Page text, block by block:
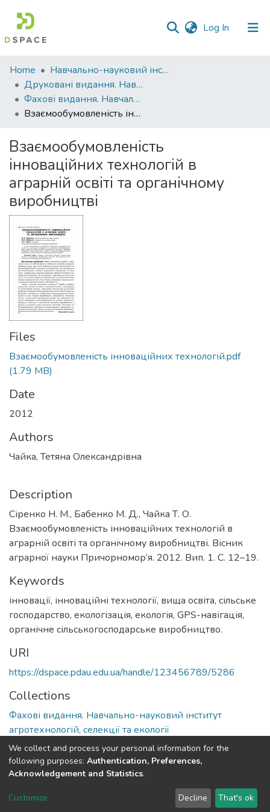
Log In (current)
Communities
&
Collections
Statistics
Home
Навчально-науковий інститут агротехнологій, селекції та екології
Друковані видання. Навчально-науковий інститут агротехнологій, селекції та екології
Фахові видання. Навчально-науковий інститут агротехнологій, селекції та екології
Взаємообумовленість інноваційних технологій в аграрній освіті та органічному виробництві
Взаємообумовленість
інноваційних технологій в
аграрній освіті та органічному
виробництві
Files
Взаємообумовленість інноваційних технологій.pdf
(1.79 MB)
Date
2012
Authors
Чайка, Тетяна Олександрівна
Description
Сіренко Н. М., Бабенко М. Д., Чайка Т. О.
Взаємообумовленість інноваційних технологій в
аграрній освіті та органічному виробництві. Вісник
аграрної науки Причорномор’я. 2012. Вип. 1. С. 12–19.
Keywords
інновації, інноваційні технології, вища освіта, сільське
господарство, екологізація, екологія, GPS-навігація,
органічне сільськогосподарське виробництво.
URI
https://dspace.pdau.edu.ua/handle/123456789/5286
Collections
Фахові видання. Навчально-науковий інститут
агротехнологій, селекції та екології
Full item page
DSpace software copyright © 2002-2026 LYRASIS
Send Feedback
We collect and process your personal information for the
following purposes: Authentication, Preferences,
Acknowledgement and Statistics.
Customize Decline That's ok